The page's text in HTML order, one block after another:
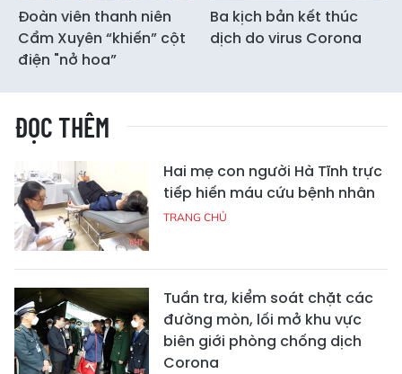
Đoàn viên thanh niên
Cẩm Xuyên “khiến” cột
điện "nở hoa”
Ba kịch bản kết thúc
dịch do virus Corona
ĐỌC THÊM
Hai mẹ con người Hà Tĩnh trực
tiếp hiến máu cứu bệnh nhân
TRANG CHỦ
Tuần tra, kiểm soát chặt các
đường mòn, lối mở khu vực
biên giới phòng chống dịch
Corona